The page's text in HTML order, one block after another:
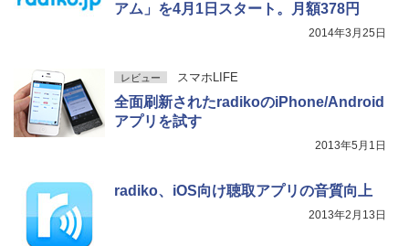
アム」を4月1日スタート。月額378円
2014年3月25日
レビュー スマホLIFE
全面刷新されたradikoのiPhone/Android
アプリを試す
2013年5月1日
radiko、iOS向け聴取アプリの音質向上
2013年2月13日